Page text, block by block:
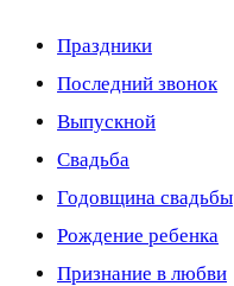
Праздники
Последний звонок
Выпускной
Свадьба
Годовщина свадьбы
Рождение ребенка
Признание в любви